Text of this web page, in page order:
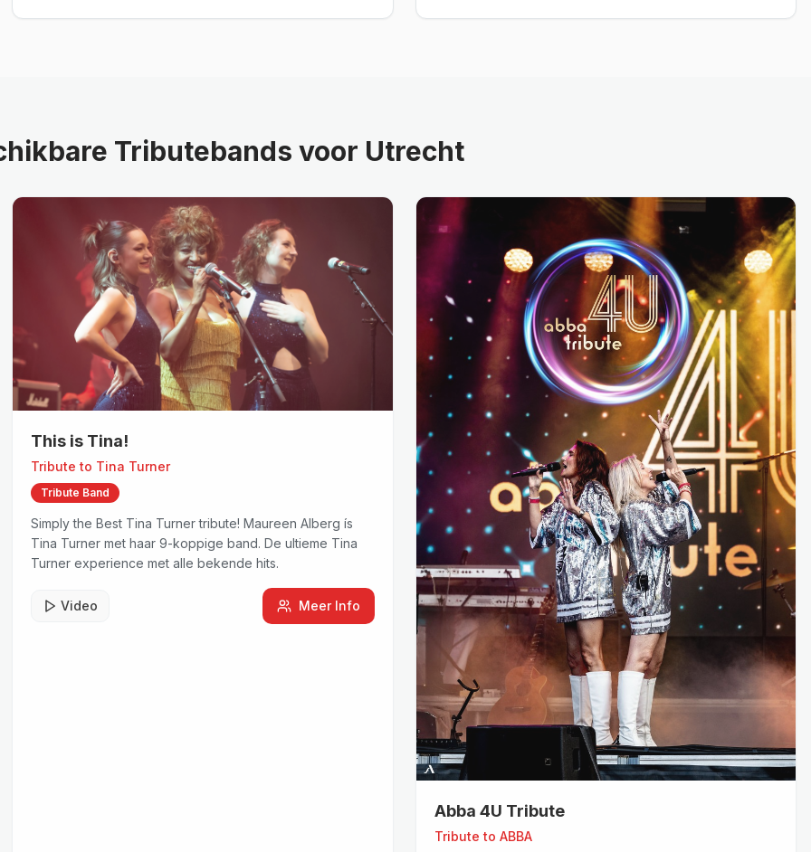
Tributebands voor Utrecht
This is Tina!
Tribute to Tina Turner
Tribute Band
Simply the Best Tina Turner tribute! Maureen Alberg ís
Tina Turner met haar 9-koppige band. De ultieme Tina
Turner experience met alle bekende hits.
Video Meer Info
Abba 4U Tribute
Tribute to ABBA